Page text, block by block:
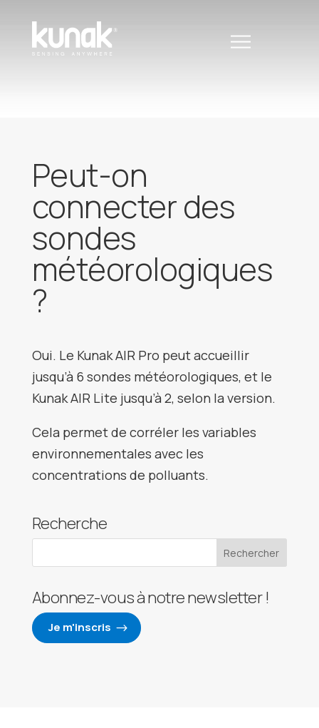
Peut-on
connecter des
sondes
météorologiques
?
Oui. Le Kunak AIR Pro peut accueillir
jusqu’à 6 sondes météorologiques, et le
Kunak AIR Lite jusqu’à 2, selon la version.
Cela permet de corréler les variables
environnementales avec les
concentrations de polluants.
Recherche
Abonnez-vous à notre newsletter !
Je m'inscris